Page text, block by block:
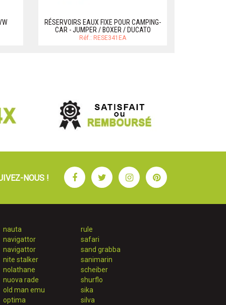
RÉSERVOIRS EAUX FIXE POUR CAMPING-
CAR - JUMPER / BOXER / DUCATO
Réf.: RESE341EA
NOUS ! FacebookTwitterInstagramPinterest
nauta
navigattor
navigattor
nite stalker
nolathane
nuova rade
old man emu
optima
rule
safari
sand grabba
sanimarin
scheiber
shurflo
sika
silva